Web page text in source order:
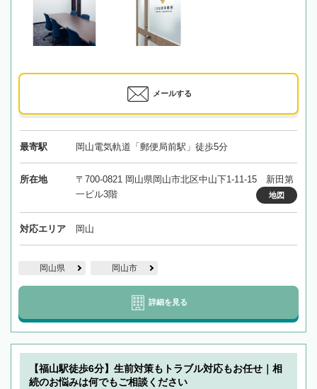
メールする
最寄駅 岡山電気軌道「郵便局前駅」徒歩5分
所在地
〒700-0821 岡山県岡山市北区中山下1-11-15 新田第
一ビル3階
地図
対応エリア 岡山
岡山県 岡山市
詳細を見る
【福山駅徒歩6分】生前対策もトラブル対応もお任せ｜相
続のお悩みは何でもご相談ください